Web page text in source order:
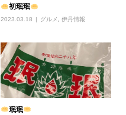
初珉珉
2023.03.18 グルメ ,伊丹情報
珉珉